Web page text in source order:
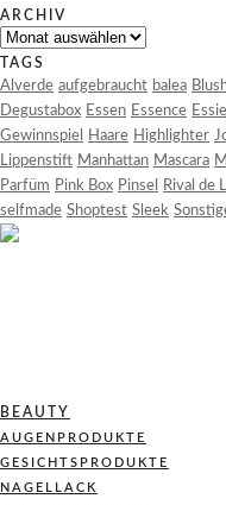
ARCHIV
Archiv
TAGS
Alverde aufgebraucht balea
Degustabox Essen Essence Essie
Gewinnspiel
Haare Highlighter
Lippenstift Manhattan Mascara
Parfüm Pink Box Pinsel Rival de
selfmade Shoptest Sleek
BEAUTY
AUGENPRODUKTE
GESICHTSPRODUKTE
NAGELLACK